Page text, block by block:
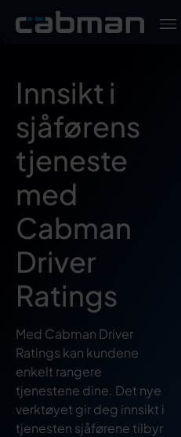
Innsikt i
sjåførens
tjeneste
med
Cabman
Driver
Ratings
Med Cabman Driver
Ratings kan kundene
enkelt rangere
tjenestene dine. Det nye
verktøyet gir deg innsikt i
tjenesten sjåførene tilbyr